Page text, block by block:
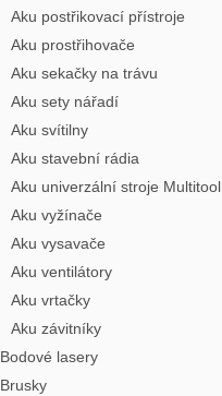
Aku postřikovací přístroje
Aku prostřihovače
Aku sekačky na trávu
Aku sety nářadí
Aku svítilny
Aku stavební rádia
Aku univerzální stroje Multitool
Aku vyžínače
Aku vysavače
Aku ventilátory
Aku vrtačky
Aku závitníky
Bodové lasery
Brusky